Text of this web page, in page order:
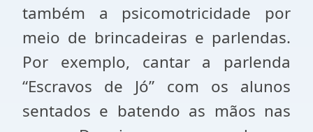
também a psicomotricidade por
meio de brincadeiras e parlendas.
Por exemplo, cantar a parlenda
“Escravos de Jó” com os alunos
sentados e batendo as mãos nas